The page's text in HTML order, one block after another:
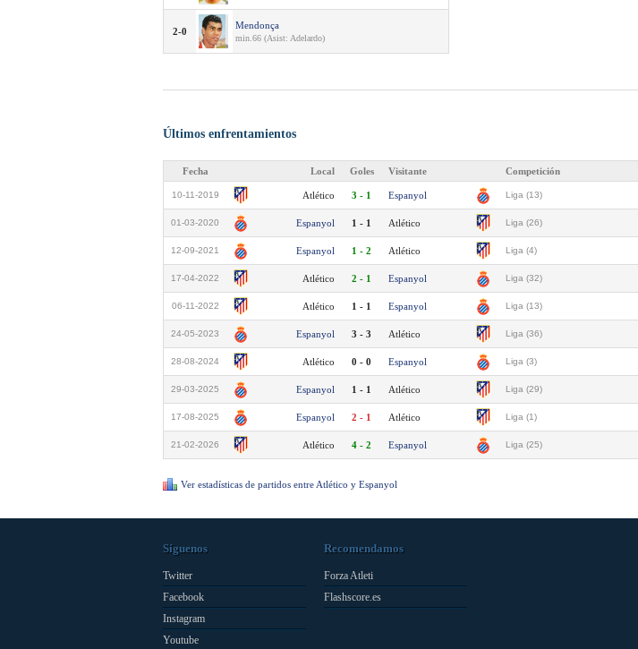
2-0
Mendonça
min.66 (Asist: Adelardo)
Últimos enfrentamientos
Fecha Local Goles Visitante Competición
10-11-2019 Atlético 3 - 1 Espanyol Liga (13)
01-03-2020 Espanyol 1 - 1 Atlético Liga (26)
12-09-2021 Espanyol 1 - 2 Atlético Liga (4)
17-04-2022 Atlético 2 - 1 Espanyol Liga (32)
06-11-2022 Atlético 1 - 1 Espanyol Liga (13)
24-05-2023 Espanyol 3 - 3 Atlético Liga (36)
28-08-2024 Atlético 0 - 0 Espanyol Liga (3)
29-03-2025 Espanyol 1 - 1 Atlético Liga (29)
17-08-2025 Espanyol 2 - 1 Atlético Liga (1)
21-02-2026 Atlético 4 - 2 Espanyol Liga (25)
Ver estadísticas de partidos entre Atlético y Espanyol
Síguenos
Twitter
Facebook
Instagram
Youtube
Recomendamos
Forza Atleti
Flashscore.es